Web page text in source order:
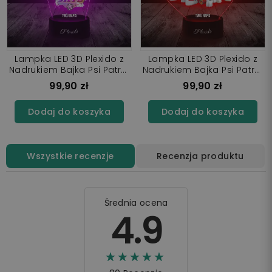
Lampka LED 3D Plexido z
Nadrukiem Bajka Psi Patrol
Skye Skrzydła
99,90 zł
Dodaj do koszyka
Lampka LED 3D Plexido z
Nadrukiem Bajka Psi Patrol
Bohaterowie
99,90 zł
Dodaj do koszyka
Wszystkie recenzje Recenzja produktu
Średnia ocena
4.9
☆☆☆☆☆
★★★★★